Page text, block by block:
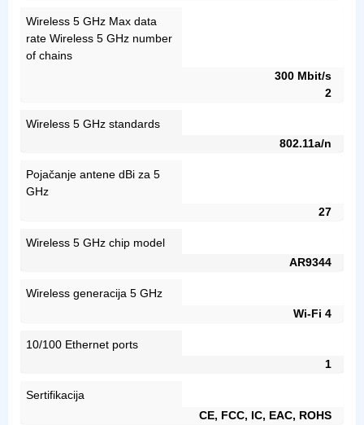
Wireless 5 GHz Max data
rate Wireless 5 GHz number
of chains
300 Mbit/s
2
Wireless 5 GHz standards
802.11a/n
Pojačanje antene dBi za 5
GHz
27
Wireless 5 GHz chip model
AR9344
Wireless generacija 5 GHz
Wi-Fi 4
10/100 Ethernet ports
1
Sertifikacija
CE, FCC, IC, EAC, ROHS